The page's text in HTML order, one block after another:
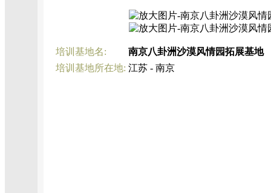
培训基地名:
南京八卦洲沙漠风情园拓展基地
培训基地所在地: 江苏 - 南京